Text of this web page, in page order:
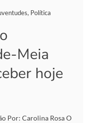
, Política
Meia
hoje
Por: Carolina Rosa O